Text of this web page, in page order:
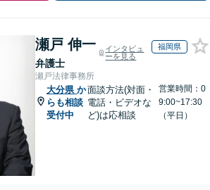
瀬戸 伸一
弁護士
インタビュ
ーを見る
福岡県
瀬戸法律事務所
大分県 か
らも相談
受付中
面談方法(対面・
電話・ビデオな
ど)は応相談
営業時間：0
9:00~17:30
（平日）